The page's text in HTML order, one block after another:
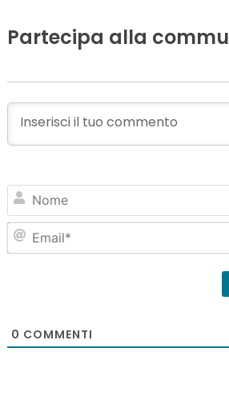
Partecipa alla
0 COMMENTI